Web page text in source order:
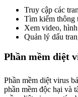
Truy cập các
Tìm kiếm thông
Xem video,
Quản lý dấu
Phần mềm diệt
Phần mềm diệt virus
phần mềm độc hại và